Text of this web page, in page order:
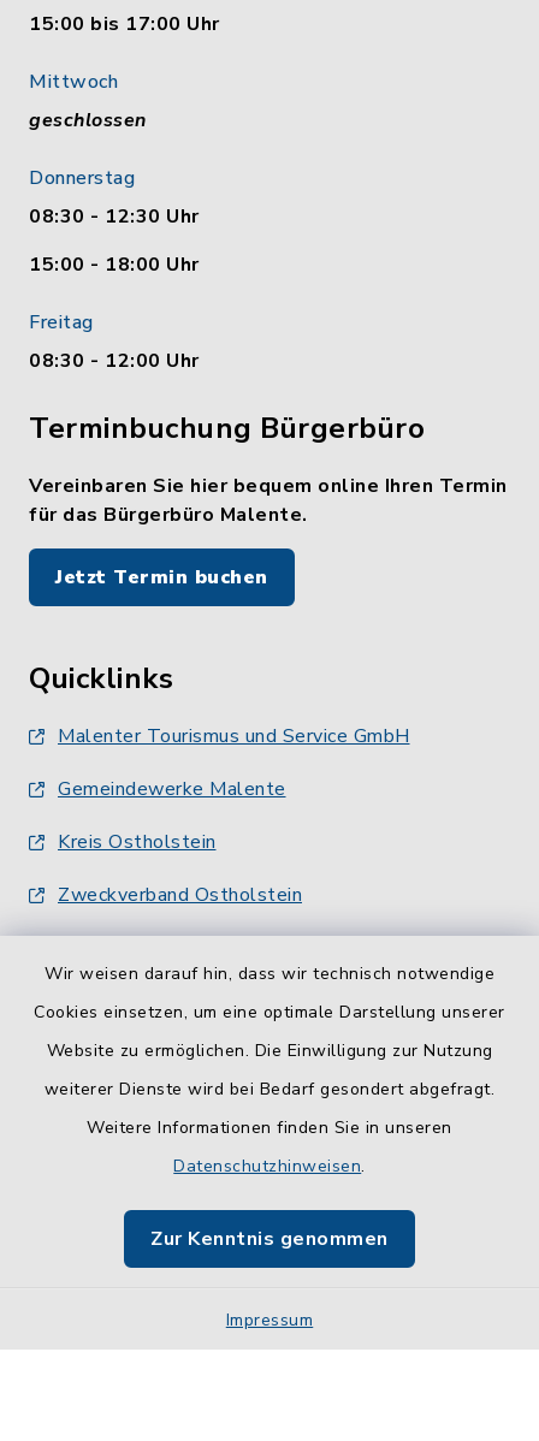
Wir weisen darauf hin, dass wir technisch notwendige
Cookies einsetzen, um eine optimale Darstellung unserer
Website zu ermöglichen. Die Einwilligung zur Nutzung
weiterer Dienste wird bei Bedarf gesondert abgefragt.
Weitere Informationen finden Sie in unseren
Datenschutzhinweisen.
Zur Kenntnis genommen
Impressum
15:00 bis 17:00 Uhr
Mittwoch
geschlossen
Donnerstag
08:30 - 12:30 Uhr
15:00 - 18:00 Uhr
Freitag
08:30 - 12:00 Uhr
Terminbuchung Bürgerbüro
Vereinbaren Sie hier bequem online Ihren Termin
für das Bürgerbüro Malente.
Jetzt Termin buchen
Quicklinks
Malenter Tourismus und Service GmbH
Gemeindewerke Malente
Kreis Ostholstein
Zweckverband Ostholstein
Barrierefreiheit
Impressum
Sitemap